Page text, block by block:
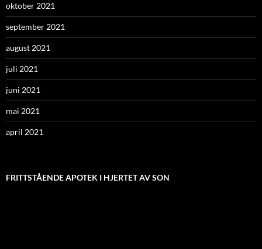
oktober 2021
september 2021
august 2021
juli 2021
juni 2021
mai 2021
april 2021
FRITTSTÅENDE APOTEK I HJERTET AV SON